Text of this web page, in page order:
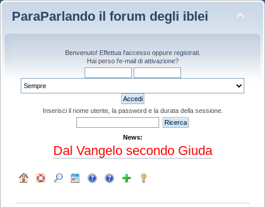
ParaParlando il forum degli iblei
Benvenuto! Effettua l'accessooppure registrati.
Hai perso l'e-mail di attivazione?
Inserisci il nome utente, la password e la durata della sessione.
News:
Dal Vangelo secondo Giuda